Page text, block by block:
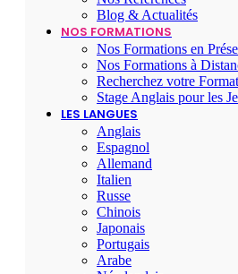
Blog & Actualités
NOS FORMATIONS
Nos Formations en
Nos Formations à
Recherchez votre
Stage Anglais pour les
LES LANGUES
Anglais
Espagnol
Allemand
Italien
Russe
Chinois
Japonais
Portugais
Arabe